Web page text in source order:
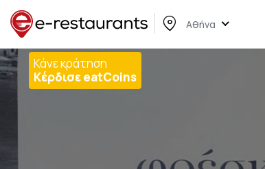
Αθήνα
Κάνε κράτηση
Κέρδισε eatCoins